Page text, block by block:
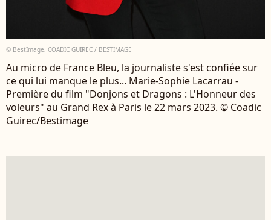
© BestImage, COADIC GUIREC / BESTIMAGE
Au micro de France Bleu, la journaliste s'est confiée sur
ce qui lui manque le plus... Marie-Sophie Lacarrau -
Première du film "Donjons et Dragons : L'Honneur des
voleurs" au Grand Rex à Paris le 22 mars 2023. © Coadic
Guirec/Bestimage